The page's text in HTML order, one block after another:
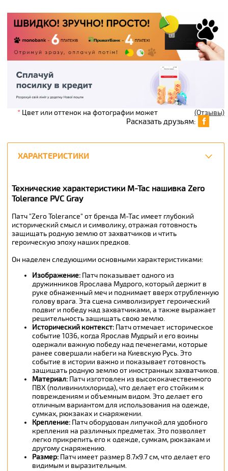
(Отзывы)
Расказать друзьям:
ХАРАКТЕРИСТИКИ
Технические характеристики M-Tac нашивка Zero
Tolerance PVC Gray
Патч "Zero Tolerance" от бренда М-Тас имеет глубокий
исторический смысл и символику, отражая готовность
защищать родную землю от захватчиков и чтить
героическую эпоху наших предков.
Он наделен следующими основными характеристиками:
Изображение: Патч показывает одного из
дружинников Ярослава Мудрого, который держит в
руке обнаженный меч и поднимает вверх отрубленную
голову врага. Эта сцена символизирует героический
подвиг и победу над захватчиками, а также выражает
решительность защищать свою землю.
Исторический контекст: Патч отмечает историческое
событие 1036, когда Ярослав Мудрый и его воины
одержали важную победу над печенегами, которые
ранее совершали набеги на Киевскую Русь. Это
событие в истории важно и показывает готовность
защищать родную землю от иностранных захватчиков.
Материал: Патч изготовлен из высококачественного
ПВХ (поливинилхлорида), что делает его стойким к
повреждениям и объемным видом. Это делает его
отличным вариантом для использования на одежде,
сумках, рюкзаках и снаряжении.
Крепление: Патч оборудован липучкой для удобного
крепления на различных предметах. Это позволяет
легко прикрепить его к одежде, сумкам, рюкзакам и
другому снаряжению.
Размер: Патч имеет размер 8.7х9.7 см, что делает его
видимым и выразительным.
*Цвет или оттенок на фотографии может